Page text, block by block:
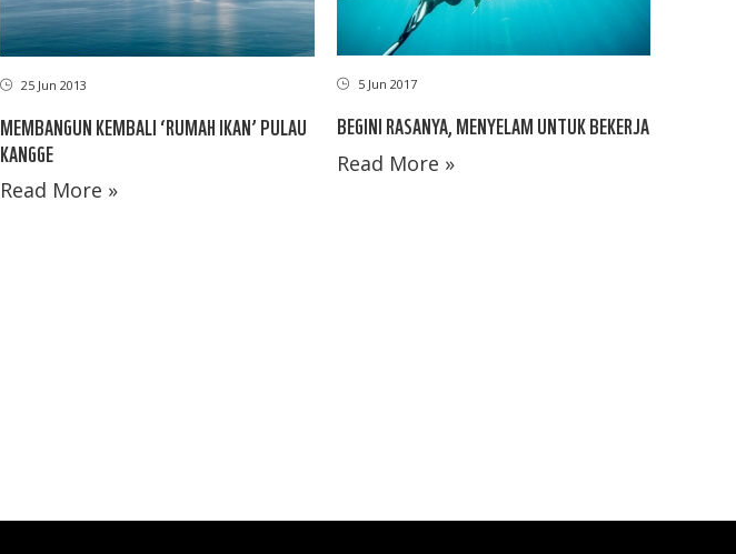
25 Jun 2013
MEMBANGUN KEMBALI ‘RUMAH IKAN’ PULAU
KANGGE
Read More »
5 Jun 2017
BEGINI RASANYA, MENYELAM UNTUK BEKERJA
Read More »